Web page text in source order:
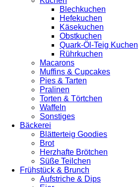
Blechkuchen
Hefekuchen
Käsekuchen
Obstkuchen
Quark-Öl-Teig Kuchen
Rührkuchen
Macarons
Muffins & Cupcakes
Pies & Tarten
Pralinen
Torten & Törtchen
Waffeln
Sonstiges
Bäckerei
Blätterteig Goodies
Brot
Herzhafte Brötchen
Süße Teilchen
Frühstück & Brunch
Aufstriche & Dips